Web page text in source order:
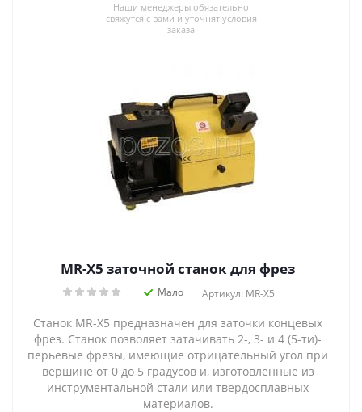
Наши менеджеры обязательно
свяжутся с вами и уточнят условия
заказа
MR-X5 заточной станок для фрез
Мало Артикул: MR-X5
Станок MR-X5 предназначен для заточки концевых
фрез. Станок позволяет затачивать 2-, 3- и 4 (5-ти)-
перьевые фрезы, имеющие отрицательный угол при
вершине от 0 до 5 градусов и, изготовленные из
инструментальной стали или твердосплавных
материалов.